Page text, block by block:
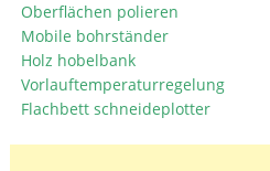
Oberflächen polieren
Mobile bohrständer
Holz hobelbank
Vorlauftemperaturregelung
Flachbett schneideplotter